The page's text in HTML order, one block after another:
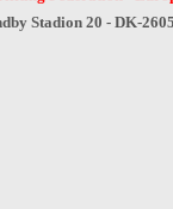
Stadion 20 - DK-